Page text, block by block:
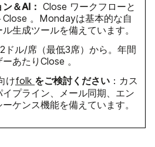
＆AI： Close ワークフローと
Close 。Mondayは基本的な自
生成ツールを備えています。
ドル/席（最低3席）から。年間
あたりClose 。
けfolk をご検討ください ：カス
プライン、メール同期、エン
ケンス機能を備えています。